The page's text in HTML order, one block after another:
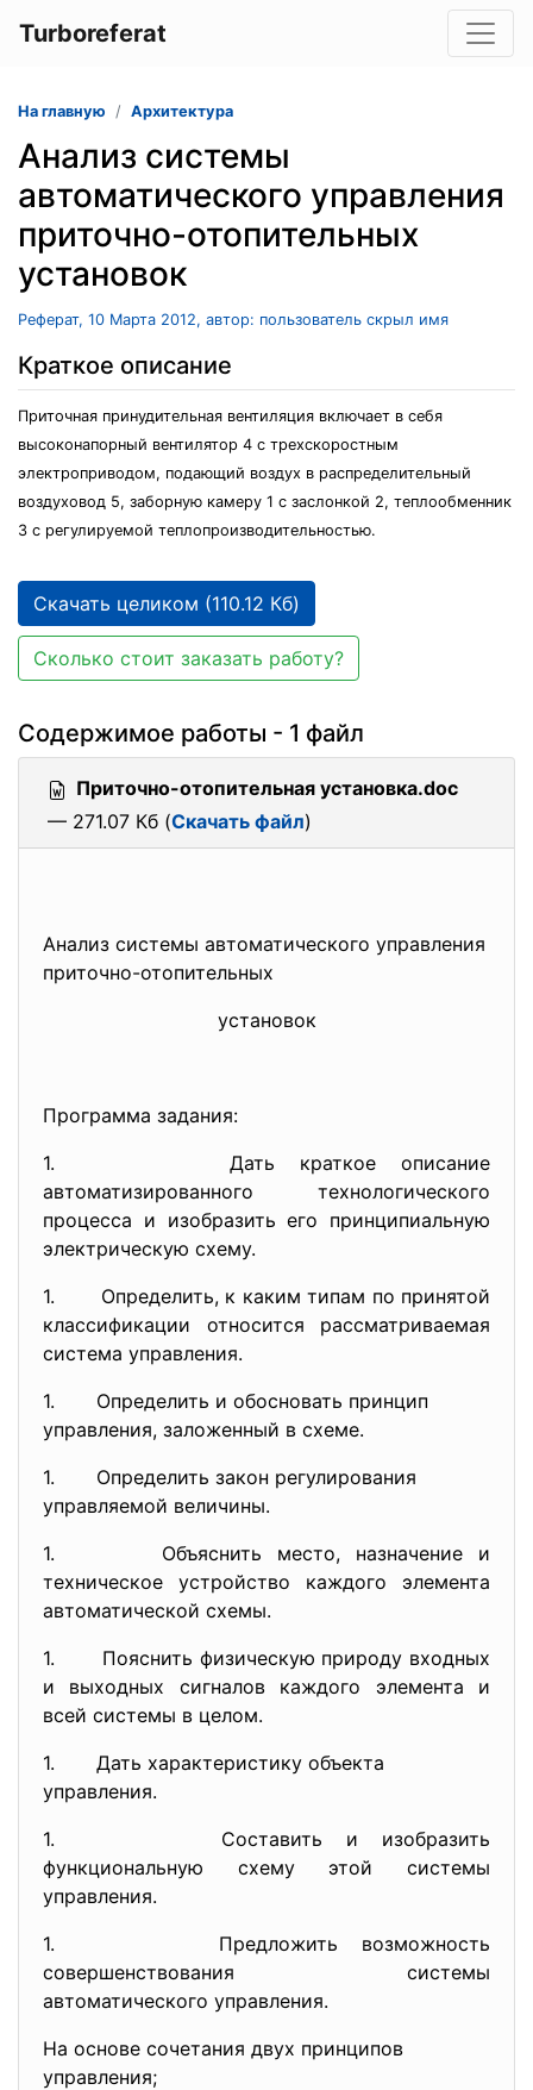
Turboreferat
На главную Архитектура
Анализ системы
автоматического управления
приточно-отопительных
установок
Реферат, 10 Марта 2012, автор: пользователь скрыл имя
Краткое описание
Приточная принудительная вентиляция включает в себя
высоконапорный вентилятор 4 с трехскоростным
электроприводом, подающий воздух в распределительный
воздуховод 5, заборную камеру 1 с заслонкой 2, теплообменник
3 с регулируемой теплопроизводительностью.
Скачать целиком (110.12 Кб)
Сколько стоит заказать работу?
Содержимое работы - 1 файл
Приточно-отопительная установка.doc
— 271.07 Кб (Скачать файл)
Анализ системы автоматического управления
приточно-отопительных
установок
Программа задания:
1. Дать краткое описание
автоматизированного технологического
процесса и изобразить его принципиальную
электрическую схему.
1. Определить, к каким типам по принятой
классификации относится рассматриваемая
система управления.
1. Определить и обосновать принцип
управления, заложенный в схеме.
1. Определить закон регулирования
управляемой величины.
1. Объяснить место, назначение и
техническое устройство каждого элемента
автоматической схемы.
1. Пояснить физическую природу входных
и выходных сигналов каждого элемента и
всей системы в целом.
1. Дать характеристику объекта
управления.
1. Составить и изобразить
функциональную схему этой системы
управления.
1. Предложить возможность
совершенствования системы
автоматического управления.
На основе сочетания двух принципов
управления;